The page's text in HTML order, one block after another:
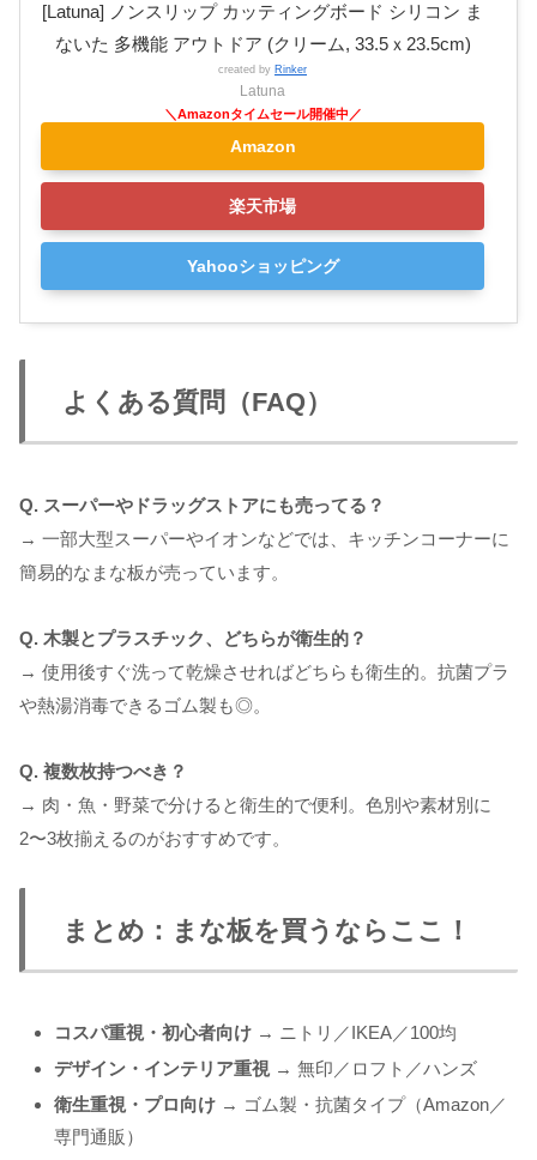
[Latuna] ノンスリップ カッティングボード シリコン ま
ないた 多機能 アウトドア (クリーム, 33.5ｘ23.5cm)
created by Rinker
Latuna
Amazon
楽天市場
Yahooショッピング
よくある質問（FAQ）
Q. スーパーやドラッグストアにも売ってる？
→ 一部大型スーパーやイオンなどでは、キッチンコーナーに
簡易的なまな板が売っています。
Q. 木製とプラスチック、どちらが衛生的？
→ 使用後すぐ洗って乾燥させればどちらも衛生的。抗菌プラ
や熱湯消毒できるゴム製も◎。
Q. 複数枚持つべき？
→ 肉・魚・野菜で分けると衛生的で便利。色別や素材別に
2〜3枚揃えるのがおすすめです。
まとめ：まな板を買うならここ！
コスパ重視・初心者向け → ニトリ／IKEA／100均
デザイン・インテリア重視 → 無印／ロフト／ハンズ
衛生重視・プロ向け → ゴム製・抗菌タイプ（Amazon／
専門通販）